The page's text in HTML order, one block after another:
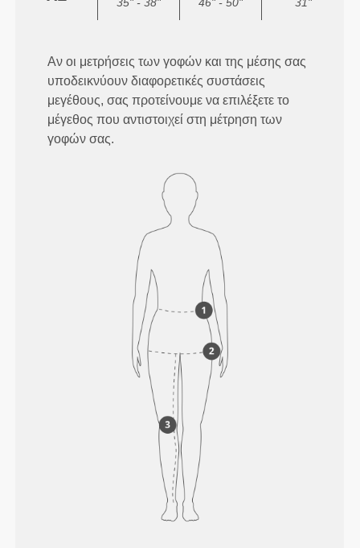
Αν οι μετρήσεις των γοφών και της μέσης σας
υποδεικνύουν διαφορετικές συστάσεις
μεγέθους, σας προτείνουμε να επιλέξετε το
μέγεθος που αντιστοιχεί στη μέτρηση των
γοφών σας.